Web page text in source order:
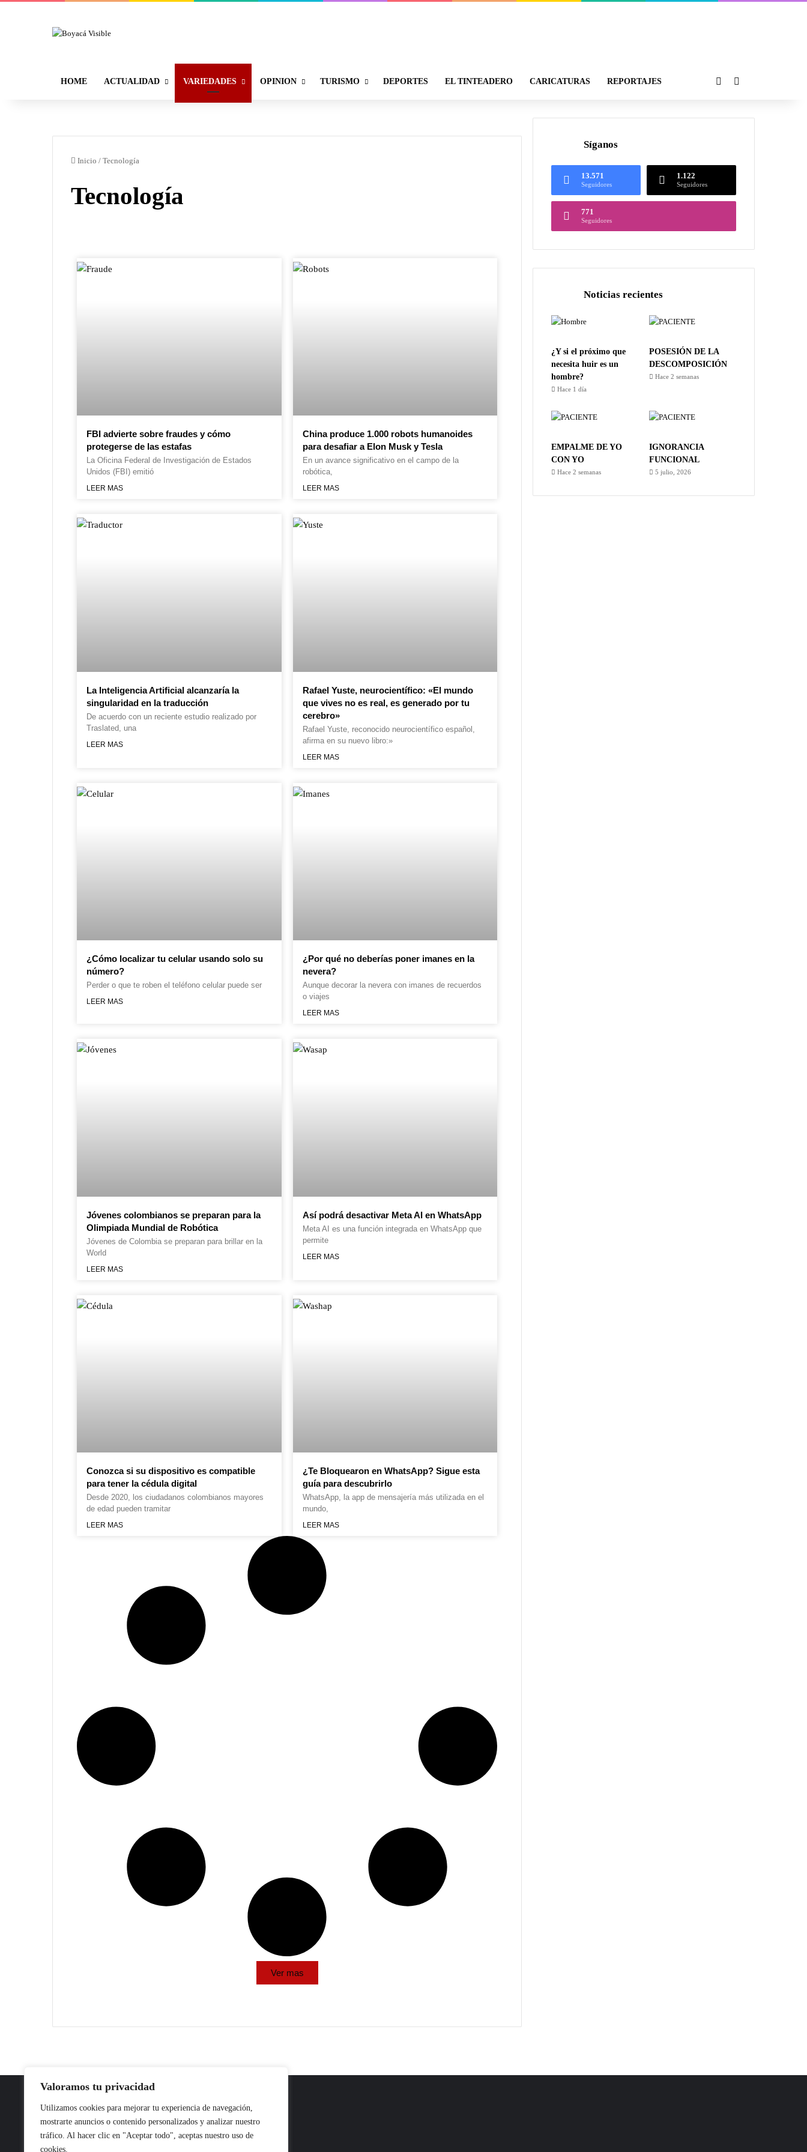
Valoramos tu privacidad
Utilizamos cookies para mejorar tu experiencia de navegación,
mostrarte anuncios o contenido personalizados y analizar nuestro
tráfico. Al hacer clic en "Aceptar todo", aceptas nuestro uso de
cookies.
HOME ACTUALIDAD VARIEDADES OPINION TURISMO DEPORTES EL TINTEADERO CARICATURAS REPORTAJES
Inicio / Tecnología
Tecnología
FBI advierte sobre fraudes y cómo
protegerse de las estafas
La Oficina Federal de Investigación de Estados
Unidos (FBI) emitió
LEER MAS
China produce 1.000 robots humanoides
para desafiar a Elon Musk y Tesla
En un avance significativo en el campo de la
robótica,
LEER MAS
La Inteligencia Artificial alcanzaría la
singularidad en la traducción
De acuerdo con un reciente estudio realizado por
Traslated, una
LEER MAS
Rafael Yuste, neurocientífico: «El mundo
que vives no es real, es generado por tu
cerebro»
Rafael Yuste, reconocido neurocientífico español,
afirma en su nuevo libro:»
LEER MAS
¿Cómo localizar tu celular usando solo su
número?
Perder o que te roben el teléfono celular puede ser
LEER MAS
¿Por qué no deberías poner imanes en la
nevera?
Aunque decorar la nevera con imanes de recuerdos
o viajes
LEER MAS
Jóvenes colombianos se preparan para la
Olimpiada Mundial de Robótica
Jóvenes de Colombia se preparan para brillar en la
World
LEER MAS
Así podrá desactivar Meta AI en WhatsApp
Meta AI es una función integrada en WhatsApp que
permite
LEER MAS
Conozca si su dispositivo es compatible
para tener la cédula digital
Desde 2020, los ciudadanos colombianos mayores
de edad pueden tramitar
LEER MAS
¿Te Bloquearon en WhatsApp? Sigue esta
guía para descubrirlo
WhatsApp, la app de mensajería más utilizada en el
mundo,
LEER MAS
Ver mas
Síganos
13.571
Seguidores
1.122
Seguidores
771
Seguidores
Noticias recientes
¿Y si el próximo que
necesita huir es un
hombre?
Hace 1 día
POSESIÓN DE LA
DESCOMPOSICIÓN
Hace 2 semanas
EMPALME DE YO
CON YO
Hace 2 semanas
IGNORANCIA
FUNCIONAL
5 julio, 2026
Nuestro propósito: Compartir opinión, actualidad y noticias con la
mejor calidad y sin censura.